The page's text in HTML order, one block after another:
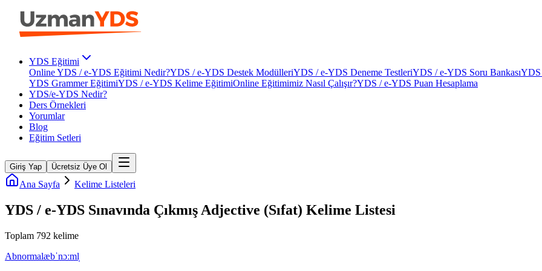
YDS Eğitimi
Online YDS / e-YDS Eğitimi Nedir?YDS / e-YDS Destek ModülleriYDS / e-YDS Deneme TestleriYDS / e-YDS Soru BankasıYDS
YDS Grammer EğitimiYDS / e-YDS Kelime EğitimiOnline Eğitimimiz Nasıl Çalışır?YDS / e-YDS Puan Hesaplama
YDS/e-YDS Nedir?
Ders Örnekleri
Yorumlar
Blog
Eğitim Setleri
Giriş Yap Ücretsiz Üye Ol
Ana Sayfa Kelime Listeleri
YDS / e-YDS Sınavında Çıkmış Adjective (Sıfat) Kelime Listesi
Toplam 792 kelime
Abnormalæbˈnɔːml̩